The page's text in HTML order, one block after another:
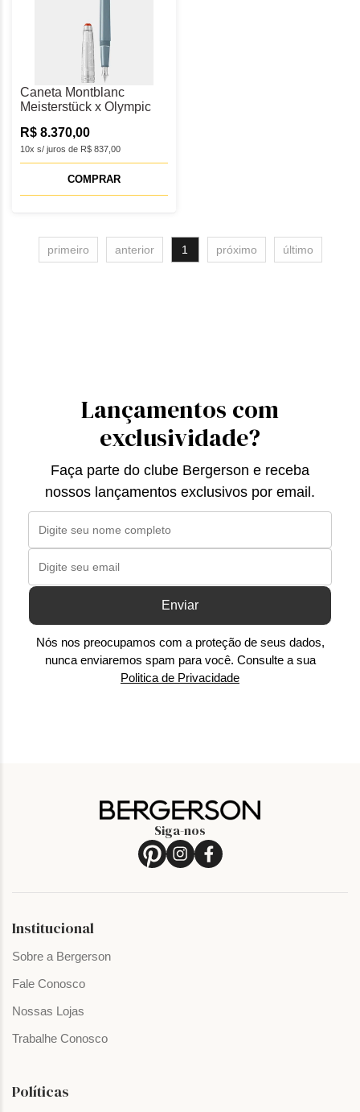
Caneta Montblanc
Meisterstück x Olympic
Doué Classique Tinteiro
F - MB131366
10x s/ juros de R$ 837,00
R$ 8.370,00
COMPRAR
primeiro anterior 1 próximo último
Lançamentos com
exclusividade?
Faça parte do clube Bergerson e receba
nossos lançamentos exclusivos por email.
Enviar
Nós nos preocupamos com a proteção de seus dados,
nunca enviaremos spam para você. Consulte a sua
Politica de Privacidade
Siga-nos
Institucional
Sobre a Bergerson
Fale Conosco
Nossas Lojas
Trabalhe Conosco
Políticas